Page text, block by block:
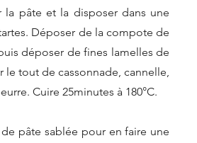
la pâte et la disposer dans une
Déposer de la compote de
déposer de fines lamelles de
le tout de cassonnade, cannelle,
Cuire 25minutes à 180°C.
pâte sablée pour en faire une